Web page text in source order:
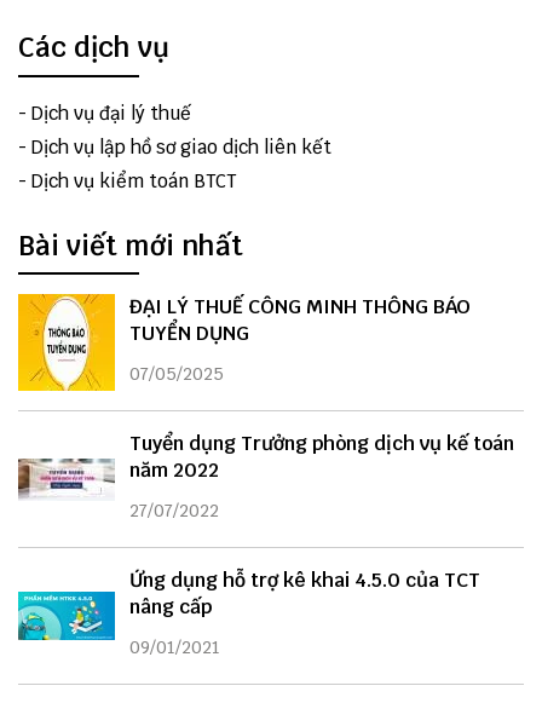
Các dịch vụ
- Dịch vụ đại lý thuế
- Dịch vụ lập hồ sơ giao dịch liên kết
- Dịch vụ kiểm toán BTCT
Bài viết mới nhất
ĐẠI LÝ THUẾ CÔNG MINH THÔNG BÁO
TUYỂN DỤNG
07/05/2025
Tuyển dụng Trưởng phòng dịch vụ kế toán
năm 2022
27/07/2022
Ứng dụng hỗ trợ kê khai 4.5.0 của TCT
nâng cấp
09/01/2021